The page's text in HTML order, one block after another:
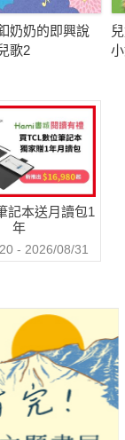
小日子╱海狗
活練習╱顏銘
(以上依姓氏筆
小宜╱噗兒媽咪
我們所想的那
的人生況味。好
奶奶的即興說
歌2
記本送月讀包1
年
- 2026/08/31